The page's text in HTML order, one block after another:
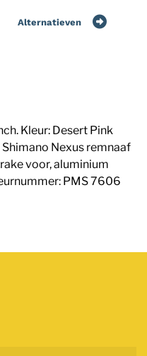
Alternatieven
Kleur: Desert Pink
Nexus remnaaf
voor, aluminium
PMS 7606